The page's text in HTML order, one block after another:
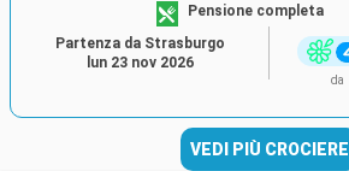
Pensione completa
da
Partenza da Strasburgo
lun 23 nov 2026
VEDI PIÙ CROCIERE